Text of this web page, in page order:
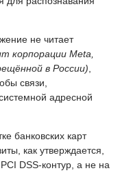
не читает
корпорации Meta,
в России),
связи,
адресной
банковских карт
как утверждается,
DSS-контур, а не на